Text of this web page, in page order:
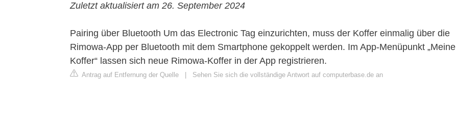
Zuletzt aktualisiert am 26. September 2024
Pairing über Bluetooth Um das Electronic Tag einzurichten, muss der Koffer einmalig über die
Rimowa-App per Bluetooth mit dem Smartphone gekoppelt werden. Im App-Menüpunkt „Meine
Koffer“ lassen sich neue Rimowa-Koffer in der App registrieren.
Antrag auf Entfernung der Quelle Sehen Sie sich die vollständige Antwort auf computerbase.de an